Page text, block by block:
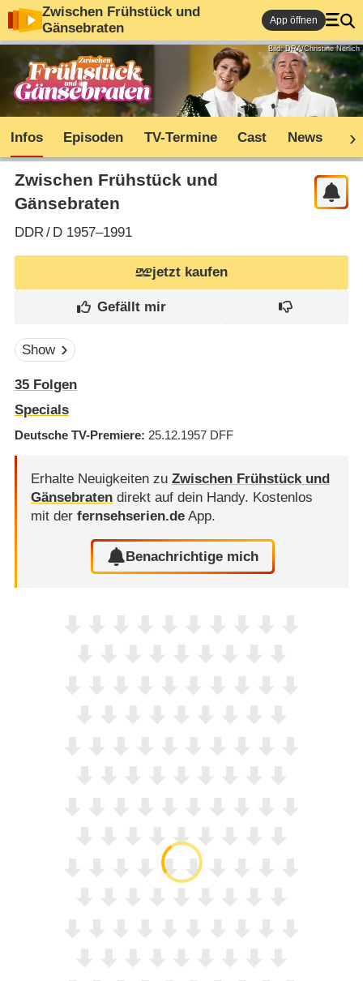
Zwischen Frühstück und
Gänsebraten
App öffnen
Bild: DRA/Christine Nerlich
Infos Episoden TV-Termine Cast News
Zwischen Frühstück und
Gänsebraten
DDR / D1957–1991
jetzt kaufen
Show
35Folgen
Specials
Deutsche TV-Premiere 25.12.1957 DFF
Erhalte Neuigkeiten zu Zwischen Frühstück und
Gänsebratendirekt auf dein Handy. Kostenlos
mit der fernsehserien.deApp.
Benachrichtige mich